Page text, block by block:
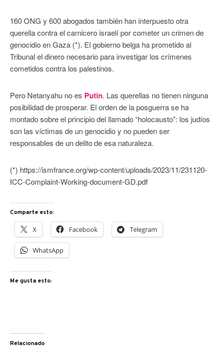
160 ONG y 600 abogados también han interpuesto otra
querella contra el carnicero israelí por cometer un crimen de
genocidio en Gaza (*). El gobierno belga ha prometido al
Tribunal el dinero necesario para investigar los crímenes
cometidos contra los palestinos.
Pero Netanyahu no es Putin. Las querellas no tienen ninguna
posibilidad de prosperar. El orden de la posguerra se ha
montado sobre el principio del llamado “holocausto”: los judíos
son las víctimas de un genocidio y no pueden ser
responsables de un delito de esa naturaleza.
(*) https://ismfrance.org/wp-content/uploads/2023/11/231120-
ICC-Complaint-Working-document-GD.pdf
Comparte esto:
X Facebook Telegram
WhatsApp
Me gusta esto:
Relacionado